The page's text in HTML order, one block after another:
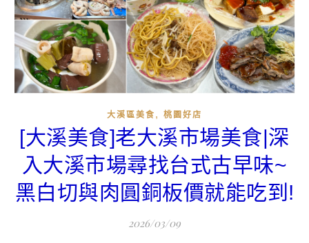
大溪區美食 , 桃園好店
[大溪美食]老大溪市場美食|深
入大溪市場尋找台式古早味~
黑白切與肉圓銅板價就能吃到!
2026/03/09